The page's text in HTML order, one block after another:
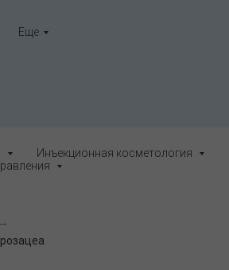
Еще
Инъекционная косметология